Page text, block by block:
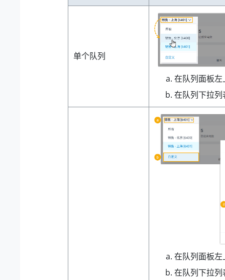
单个队列
在队列面板
在队列下拉
在队列面板
在队列下拉